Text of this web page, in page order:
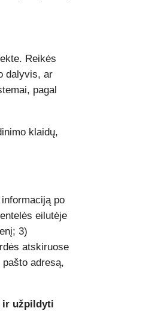
Reikės
dalyvis, ar
pagal
klaidų,
po
eilutėje
3)
atskiruose
adresą,
ir užpildyti